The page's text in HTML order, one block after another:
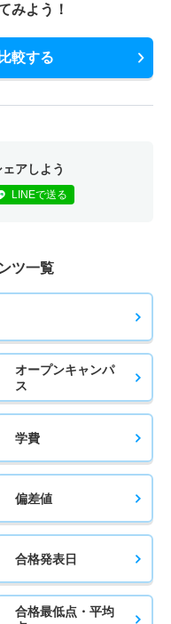
みよう！
較する
アしよう
LINEで送る
ツ一覧
オープンキャンパ
ス
学費
偏差値
合格発表日
合格最低点・平均